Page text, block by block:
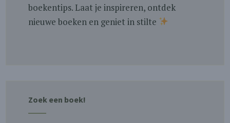
boekentips. Laat je inspireren, ontdek
nieuwe boeken en geniet in stilte
Zoek een boek!